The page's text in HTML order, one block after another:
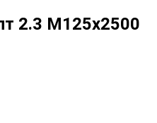
2.3 М125х2500